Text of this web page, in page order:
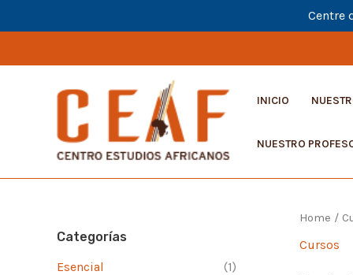
Centre
contenido
INICIO
NUESTRO
Categorías
Esencial (1)
Home /
Cursos